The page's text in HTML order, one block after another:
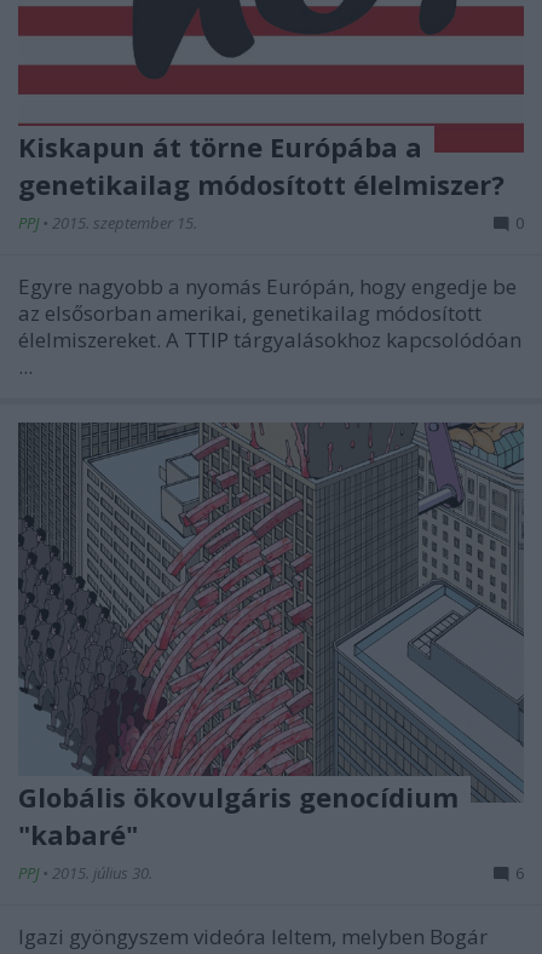
Kiskapun át törne Európába a
genetikailag módosított élelmiszer?
PPJ • 2015. szeptember 15. 0
Egyre nagyobb a nyomás Európán, hogy engedje be
az elsősorban amerikai, genetikailag módosított
élelmiszereket. A TTIP tárgyalásokhoz kapcsolódóan
...
Globális ökovulgáris genocídium
"kabaré"
PPJ • 2015. július 30. 6
Igazi gyöngyszem videóra leltem, melyben Bogár